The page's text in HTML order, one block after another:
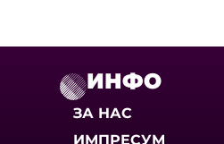
ИНФО
ЗА НАС
ИМПРЕСУМ